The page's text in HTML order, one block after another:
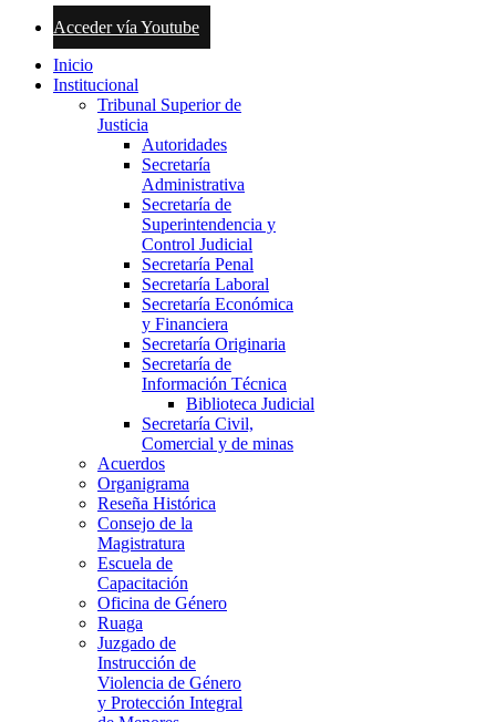
Acceder vía Youtube
Inicio
Institucional
Tribunal Superior de
Justicia
Autoridades
Secretaría
Administrativa
Secretaría de
Superintendencia y
Control Judicial
Secretaría Penal
Secretaría Laboral
Secretaría Económica
y Financiera
Secretaría Originaria
Secretaría de
Información Técnica
Biblioteca Judicial
Secretaría Civil,
Comercial y de minas
Acuerdos
Organigrama
Reseña Histórica
Consejo de la
Magistratura
Escuela de
Capacitación
Oficina de Género
Ruaga
Juzgado de
Instrucción de
Violencia de Género
y Protección Integral